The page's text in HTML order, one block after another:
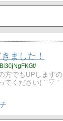
ました！
方でもUPしますの
てください( ´ ▽ `